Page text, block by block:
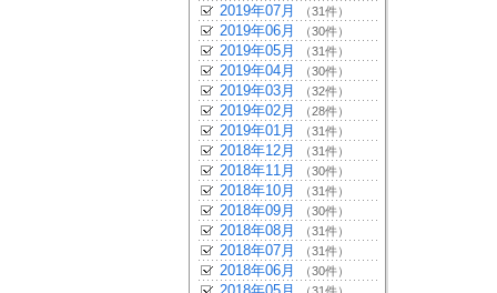
2019年07月 （31件）
2019年06月 （30件）
2019年05月 （31件）
2019年04月 （30件）
2019年03月 （32件）
2019年02月 （28件）
2019年01月 （31件）
2018年12月 （31件）
2018年11月 （30件）
2018年10月 （31件）
2018年09月 （30件）
2018年08月 （31件）
2018年07月 （31件）
2018年06月 （30件）